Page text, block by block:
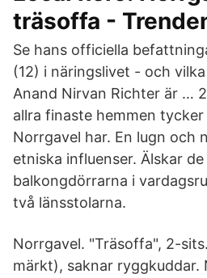
träsoffa -
Se hans officiella
(12) i näringslivet - och
Anand Nirvan Richter är …
allra finaste hemmen
Norrgavel har. En lugn och
etniska influenser. Älskar
balkongdörrarna i
två länsstolarna.
Norrgavel. "Träsoffa", 2-
märkt), saknar ryggkuddar.